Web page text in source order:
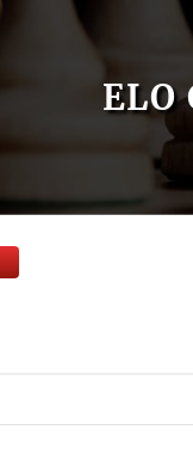
ELO